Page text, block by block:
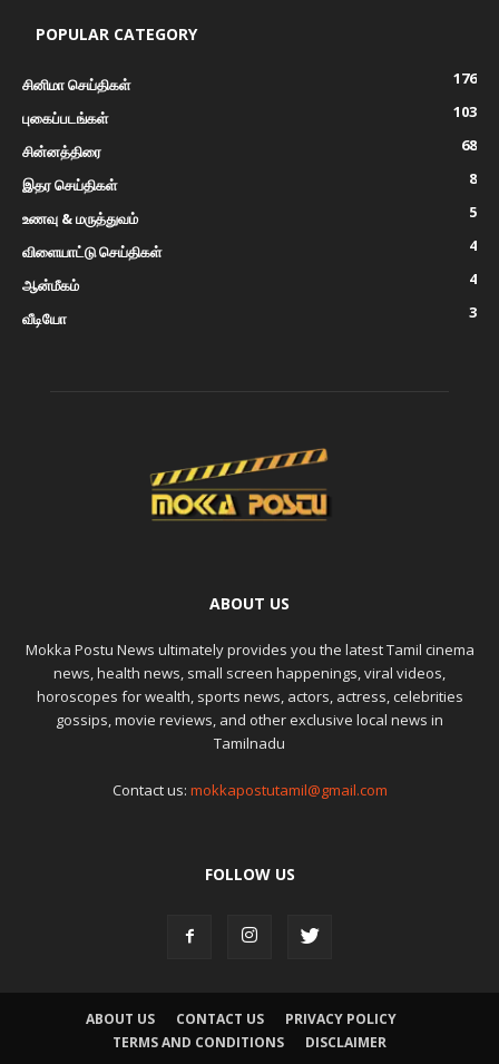
POPULAR CATEGORY
சினிமா செய்திகள்
176
புகைப்படங்கள்
103
சின்னத்திரை
68
இதர செய்திகள்
8
உணவு & மருத்துவம்
5
விளையாட்டு செய்திகள்
4
ஆன்மீகம்
4
வீடியோ
3
ABOUT US
Mokka Postu News ultimately provides you the latest Tamil cinema
news, health news, small screen happenings, viral videos,
horoscopes for wealth, sports news, actors, actress, celebrities
gossips, movie reviews, and other exclusive local news in
Tamilnadu
Contact us: mokkapostutamil@gmail.com
FOLLOW US
ABOUT US CONTACT US
PRIVACY POLICY
TERMS AND CONDITIONS
DISCLAIMER